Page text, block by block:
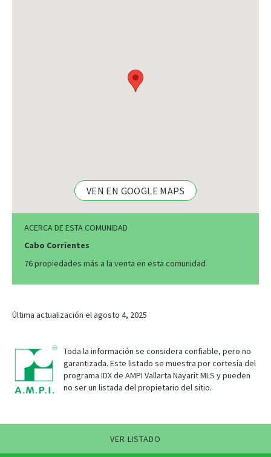
VEN EN GOOGLE MAPS
ACERCA DE ESTA COMUNIDAD
Cabo Corrientes
76 propiedades más a la venta en esta comunidad
Última actualización el agosto 4, 2025
Toda la información se considera confiable, pero no
garantizada. Este listado se muestra por cortesía del
programa IDX de AMPI Vallarta Nayarit MLS y pueden
no ser un listada del propietario del sitio.
VER LISTADO